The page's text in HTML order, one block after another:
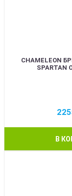
CHAMELEON
SPARTAN
В